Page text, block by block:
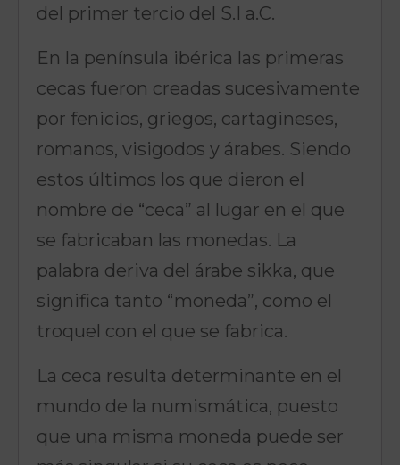
del primer tercio del S.I a.C.
En la península ibérica las primeras
cecas fueron creadas sucesivamente
por fenicios, griegos, cartagineses,
romanos, visigodos y árabes. Siendo
estos últimos los que dieron el
nombre de “ceca” al lugar en el que
se fabricaban las monedas. La
palabra deriva del árabe sikka, que
significa tanto “moneda”, como el
troquel con el que se fabrica.
La ceca resulta determinante en el
mundo de la numismática, puesto
que una misma moneda puede ser